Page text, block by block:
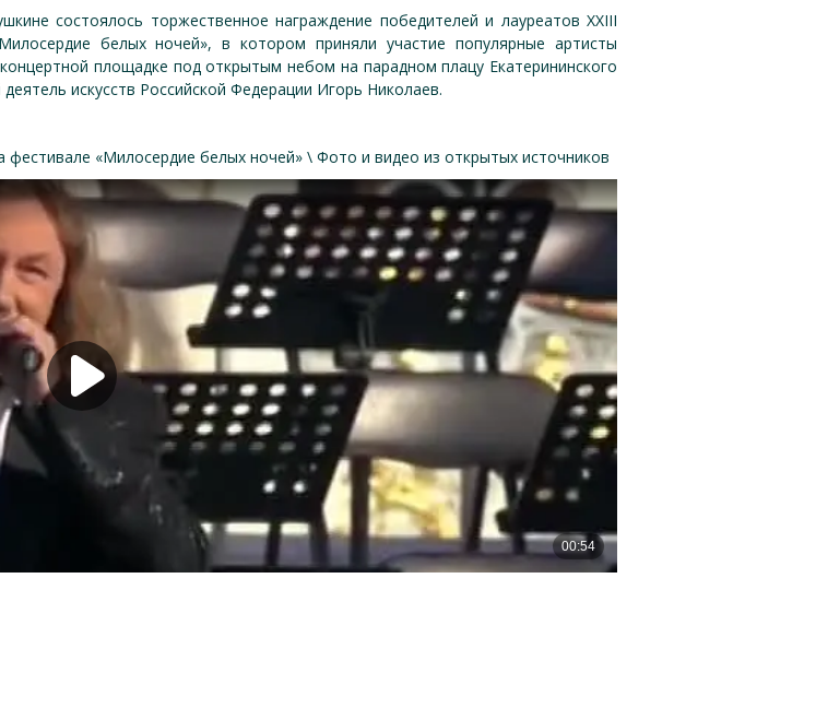
состоялось торжественное награждение победителей и лауреатов XXIII
белых ночей», в котором приняли участие популярные артисты
площадке под открытым небом на парадном плацу Екатерининского
искусств Российской Федерации Игорь Николаев.
«Милосердие белых ночей» \ Фото и видео из открытых источников